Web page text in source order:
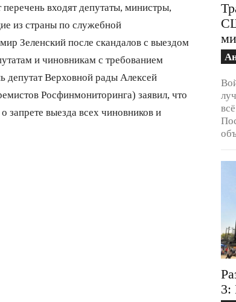
входят депутаты, министры,
из страны по служебной
Зеленский после скандалов с выездом
и чиновникам с требованием
депутат Верховной рады Алексей
Росфинмониторинга) заявил, что
запрете выезда всех чиновников и
3: